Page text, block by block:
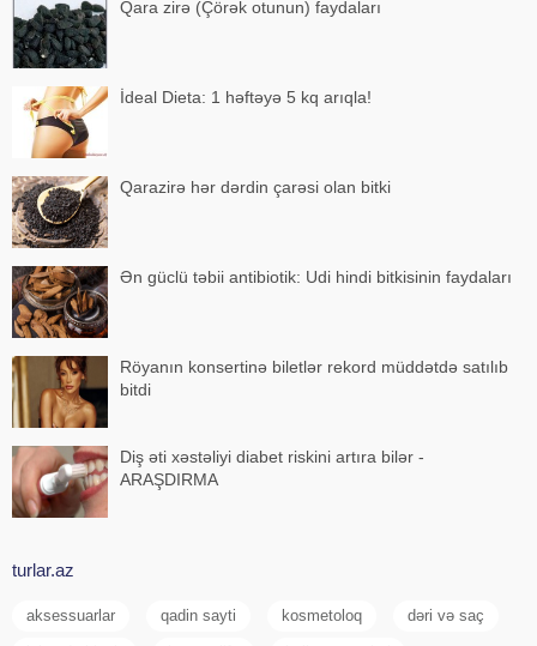
Qara zirə (Çörək otunun) faydaları
İdeal Dieta: 1 həftəyə 5 kq arıqla!
Qarazirə hər dərdin çarəsi olan bitki
Ən güclü təbii antibiotik: Udi hindi bitkisinin faydaları
Röyanın konsertinə biletlər rekord müddətdə satılıb
bitdi
Diş əti xəstəliyi diabet riskini artıra bilər -
ARAŞDIRMA
turlar.az
aksessuarlar qadin sayti kosmetoloq dəri və saç